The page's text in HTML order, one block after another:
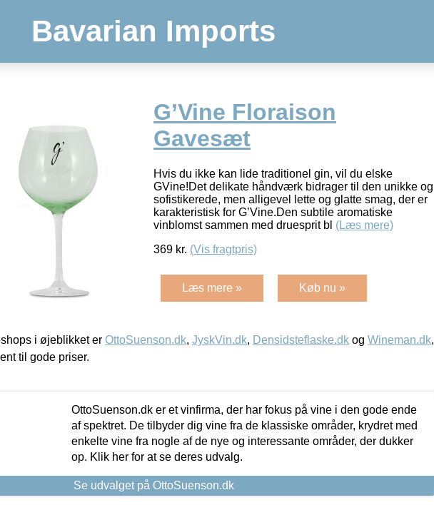
Bavarian Imports
G’Vine Floraison
Gavesæt
Hvis du ikke kan lide traditionel gin, vil du elske
GVine!Det delikate håndværk bidrager til den unikke og
sofistikerede, men alligevel lette og glatte smag, der er
karakteristisk for G’Vine.Den subtile aromatiske
vinblomst sammen med druesprit bl (Læs mere)
369 kr. (Vis fragtpris)
Læs mere » Køb nu »
i øjeblikket er OttoSuenson.dk, JyskVin.dk, Densidsteflaske.dk og Wineman.dk,
til gode priser.
OttoSuenson.dk er et vinfirma, der har fokus på vine i den gode ende
af spektret. De tilbyder dig vine fra de klassiske områder, krydret med
enkelte vine fra nogle af de nye og interessante områder, der dukker
op. Klik her for at se deres udvalg.
Se udvalget på OttoSuenson.dk